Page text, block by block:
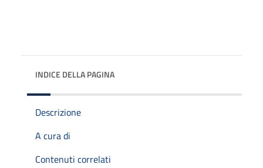
INDICE DELLA PAGINA
Descrizione
A cura di
Contenuti correlati